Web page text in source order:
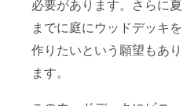
必要があります。さらに夏
までに庭にウッドデッキを
作りたいという願望もあり
ます。